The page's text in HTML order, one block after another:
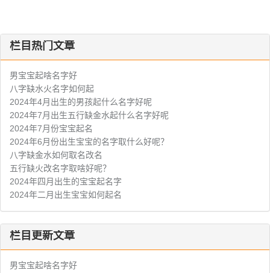
栏目热门文章
男宝宝起啥名字好
八字缺水火名字如何起
2024年4月出生的男孩起什么名字好呢
2024年7月出生五行缺金水起什么名字好呢
2024年7月份宝宝起名
2024年6月份出生宝宝的名字取什么好呢？
八字缺金水如何取名改名
五行缺火改名字取啥好呢？
2024年四月出生的宝宝起名字
2024年二月出生宝宝如何起名
栏目更新文章
男宝宝起啥名字好